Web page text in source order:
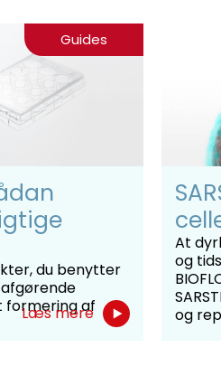
Guides
du benytter
formering af
Læs mere
At
og
og